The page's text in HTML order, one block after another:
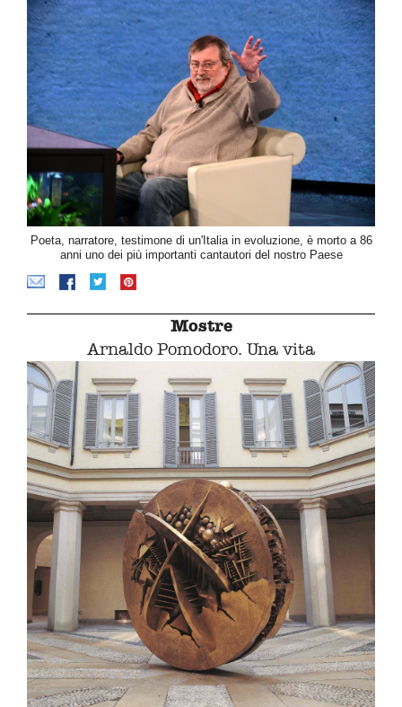
Poeta, narratore, testimone di un'Italia in evoluzione, è morto a 86
anni uno dei più importanti cantautori del nostro Paese
Mostre
Arnaldo Pomodoro. Una vita